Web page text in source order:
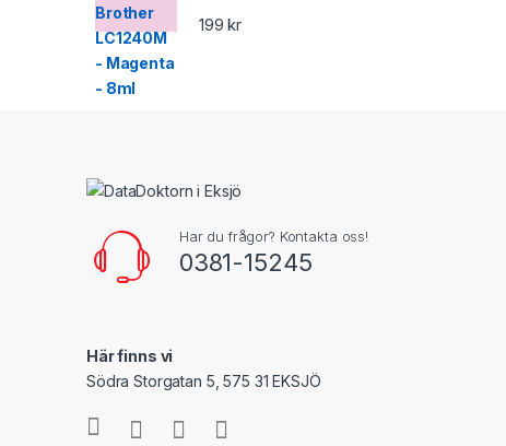
199kr
Har du frågor? Kontakta oss!
0381-15245
Här finns vi
Södra Storgatan 5, 575 31 EKSJÖ